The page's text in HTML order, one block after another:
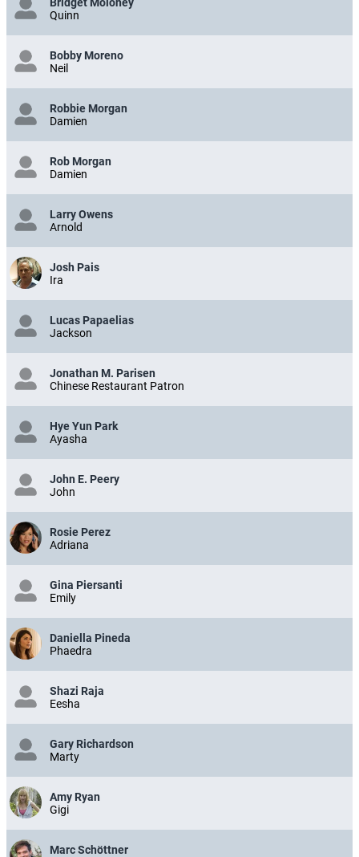
Quinn
Bobby Moreno
Neil
Robbie Morgan
Damien
Rob Morgan
Damien
Larry Owens
Arnold
Josh Pais
Ira
Lucas Papaelias
Jackson
Jonathan M. Parisen
Chinese Restaurant Patron
Hye Yun Park
Ayasha
John E. Peery
John
Rosie Perez
Adriana
Gina Piersanti
Emily
Daniella Pineda
Phaedra
Shazi Raja
Eesha
Gary Richardson
Marty
Amy Ryan
Gigi
Marc Schöttner